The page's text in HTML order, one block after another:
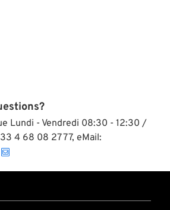
Lundi - Vendredi 08:30 - 12:30 /
4 68 08 27 77, eMail: